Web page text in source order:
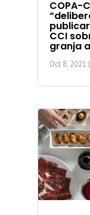
COPA-
CCI
granja
Oct 8, 2021